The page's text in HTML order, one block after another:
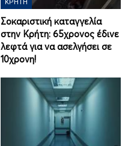
ΚΡΉΤΗ
Σοκαριστική καταγγελία
στην Κρήτη: 65χρονος έδινε
λεφτά για να ασελγήσει σε
10χρονη!